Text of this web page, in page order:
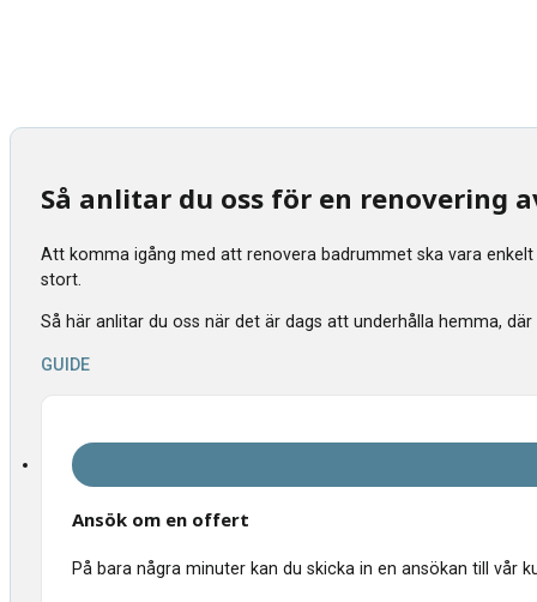
Så anlitar du oss för en renovering
Att komma igång med att renovera badrummet ska vara
stort.
Så här anlitar du oss när det är dags att underhålla hemma,
GUIDE
Ansök om en offert
På bara några minuter kan du skicka in en ansökan till